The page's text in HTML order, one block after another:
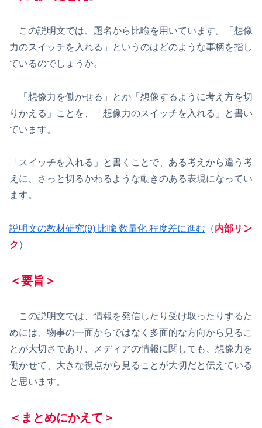
この説明文では、題名から比喩を用いています。「想像
力のスイッチを入れる」というのはどのような事柄を指し
ているのでしょうか。
「想像力を働かせる」とか「想像するように考え方を切
りかえる」ことを、「想像力のスイッチを入れる」と書い
ています。
「スイッチを入れる」と書くことで、ある考えから違う考
えに、さっと切るかわるような動きのある表現になってい
ます。
説明文の教材研究(9) 比喩 数量化 程度差に進む （内部リン
ク ）
＜要旨＞
この説明文では、情報を発信したり受け取ったりするた
めには、物事の一面からではなく多面的な方向から見るこ
とが大切さであり、メディアの情報に関しても、想像力を
働かせて、大きな視点から見ることが大切だと伝えている
と思います。
＜まとめにかえて＞